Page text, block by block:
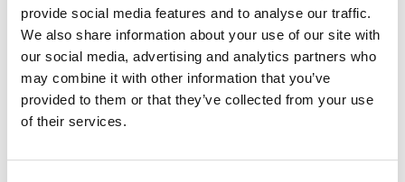
provide social media features and to analyse our traffic.
We also share information about your use of our site with
our social media, advertising and analytics partners who
may combine it with other information that you’ve
provided to them or that they’ve collected from your use
of their services.
Compatibilidad universal: monopolar,
Ingredientes que favorecen la regeneración
natural de la piel